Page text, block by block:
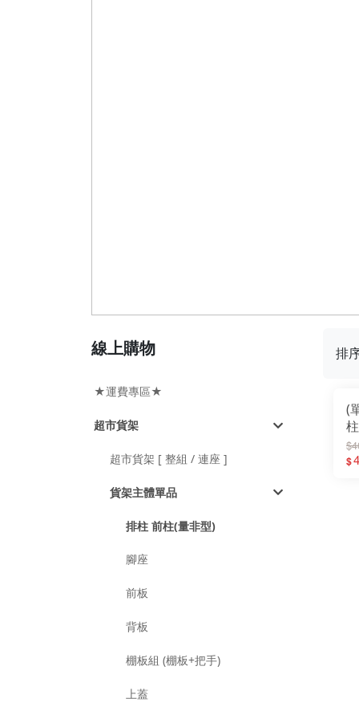
排
(
$
線上購物
★運費專區★
超市貨架
超市貨架 [ 整組 / 連座 ]
貨架主體單品
排柱 前柱(量非型)
腳座
前板
背板
棚板組 (棚板+把手)
上蓋